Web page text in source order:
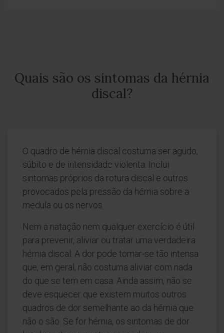
Quais são os sintomas da hérnia
discal?
O quadro de hérnia discal costuma ser agudo,
súbito e de intensidade violenta. Inclui
sintomas próprios da rotura discal e outros
provocados pela pressão da hérnia sobre a
medula ou os nervos.
Nem a natação nem qualquer exercício é útil
para prevenir, aliviar ou tratar uma verdadeira
hérnia discal. A dor pode tornar-se tão intensa
que, em geral, não costuma aliviar com nada
do que se tem em casa. Ainda assim, não se
deve esquecer que existem muitos outros
quadros de dor semelhante ao da hérnia que
não o são. Se for hérnia, os sintomas de dor